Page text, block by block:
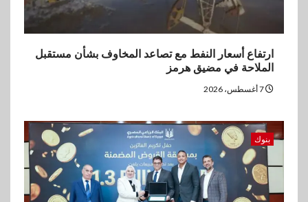
2026
4
اخبار
غرفة القاهرة تنظم ندوة إلكترونية
5
بنوك
بنك مصر يشارك في فعالية اليوم
العالمي للشباب ويقدم العديد من
العروض المجانية
ارتفاع أسعار النفط مع تصاعد المخاوف بشأن مستقبل
الملاحة في مضيق هرمز
بنوك